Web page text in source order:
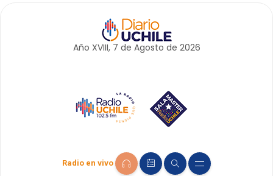
Año XVIII, 7 de Agosto de 2026
Radio en vivo